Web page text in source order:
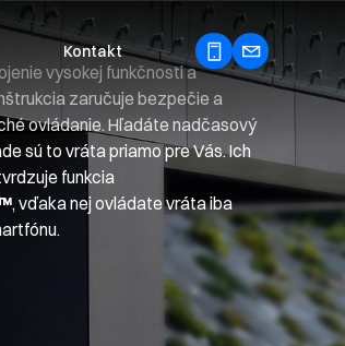
Kontakt
vysokej funkčnosti a
zaručuje bezpečie a
ovládanie. Hľadáte nadčasový
sú to vráta priamo pre Vás. Ich
funkcia
, vďaka nej ovládate vráta iba